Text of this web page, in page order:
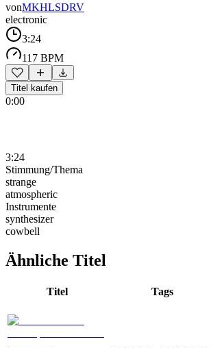
vonMKHLSDRV
electronic
3:24
117 BPM
Titel kaufen
0:00
3:24
Stimmung/Thema
strange
atmospheric
Instrumente
synthesizer
cowbell
Ähnliche Titel
Titel Tags